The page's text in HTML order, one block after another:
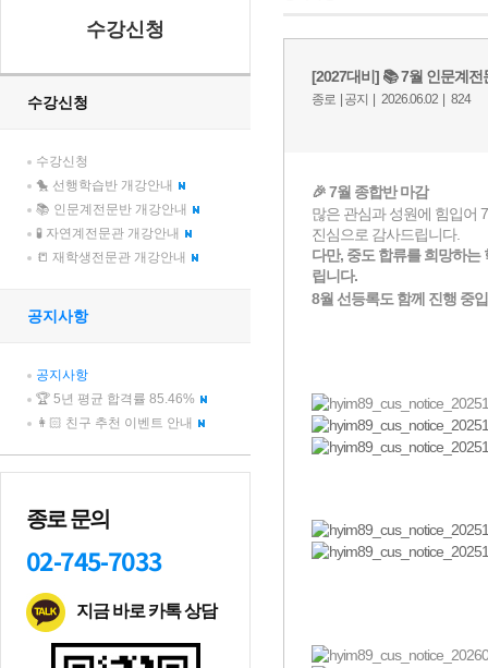
수강신청
수강신청
수강신청
🐤 선행학습반 개강안내
📚 인문계전문반 개강안내
🧪 자연계전문관 개강안내
📒 재학생전문관 개강안내
공지사항
공지사항
🏆 5년 평균 합격률 85.46%
👩🏻 친구 추천 이벤트 안내
종로 문의
02-745-7033
지금 바로 카톡 상담